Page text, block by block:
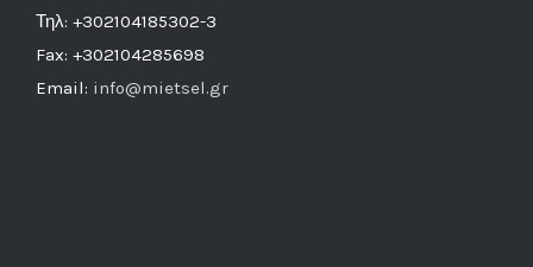
Τηλ: +302104185302-3
Fax: +302104285698
Email: info@mietsel.gr